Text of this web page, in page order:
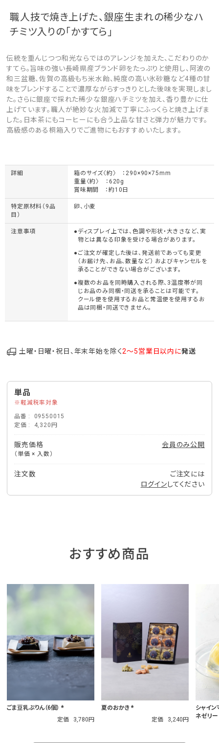
職人技で焼き上げた、銀座生まれの稀少なハ
チミツ入りの「かすてら」
伝統を重んじつつ和光ならではのアレンジを加えた、こだわりのか
すてら。旨味の強い長崎県産ブランド卵をたっぷりと使用し、阿波の
和三盆糖、佐賀の高級もち米水飴、純度の高い氷砂糖など4種の甘
味をブレンドすることで濃厚ながらすっきりとした後味を実現しまし
た。さらに銀座で採れた稀少な銀座ハチミツを加え、香り豊かに仕
上げています。職人が絶妙な火加減で丁寧にふっくらと焼き上げま
した。日本茶にもコーヒーにも合う上品な甘さと弾力が魅力です。
高級感のある桐箱入りでご進物にもおすすめいたします。
詳細
箱のサイズ〈約〉 ：290×90×75mm
重量〈約〉 ：620g
賞味期間 ：約10日
特定原材料（9品
目）
卵、小麦
注意事項
ディスプレイ上では、色調や形状・大きさなど、実
物とは異なる印象を受ける場合があります。
ご注文が確定した後は、発送前であっても変更
（お届け先、お品、数量など） およびキャンセルを
承ることができない場合がございます。
複数のお品を同時購入される際、3温度帯が同
じお品のみ同梱・同送を承ることは可能です。
クール便を使用するお品と常温便を使用するお
品は同梱・同送できません。
土曜・日曜・祝日、年末年始を除く2～5営業日以内に発送
単品
軽減税率対象
品番
09550015
定価
4,320円
販売価格
（単価 × 入数）
会員のみ公開
注文数
ご注文には
ログインしてください
おすすめ商品
ごま豆乳ぷりん（6個） *
定価
3,780円
夏のおかき *
定価
3,240円
シャイン
ネゼリー